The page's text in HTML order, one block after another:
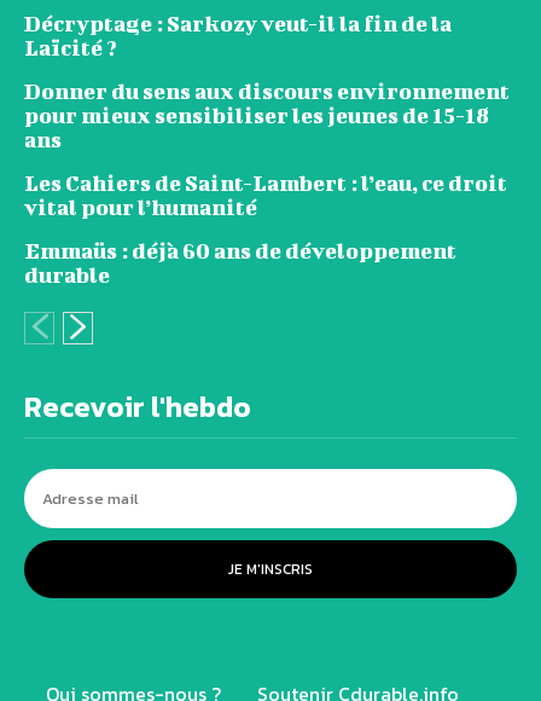
Décryptage : Sarkozy veut-il la fin de la
Laïcité ?
Donner du sens aux discours environnement
pour mieux sensibiliser les jeunes de 15-18
ans
Les Cahiers de Saint-Lambert : l’eau, ce droit
vital pour l’humanité
Emmaüs : déjà 60 ans de développement
durable
Recevoir l'hebdo
JE M'INSCRIS
Qui sommes-nous ? Soutenir Cdurable.info